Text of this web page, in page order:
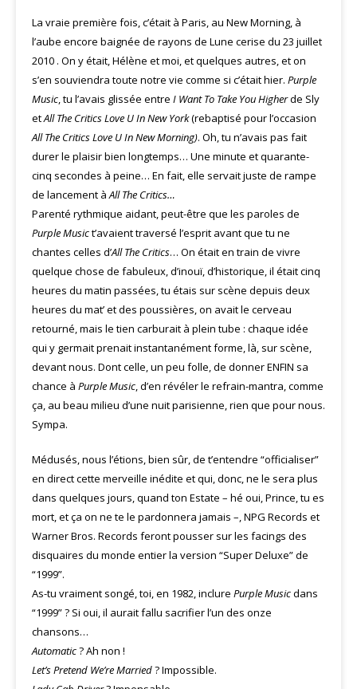
La vraie première fois, c’était à Paris, au New Morning, à
l’aube encore baignée de rayons de Lune cerise du 23 juillet
2010 . On y était, Hélène et moi, et quelques autres, et on
s’en souviendra toute notre vie comme si c’était hier. Purple
Music, tu l’avais glissée entre I Want To Take You Higherde Sly
etAll The Critics Love U In New York(rebaptisé pour l’occasion
All The Critics Love U In New Morning). Oh, tu n’avais pas fait
durer le plaisir bien longtemps… Une minute et quarante-
cinq secondes à peine… En fait, elle servait juste de rampe
de lancement àAll The Critics…
Parenté rythmique aidant, peut-être que les paroles de
Purple Musict’avaient traversé l’esprit avant que tu ne
chantes celles d’All The Critics… On était en train de vivre
quelque chose de fabuleux, d’inouï, d’historique, il était cinq
heures du matin passées, tu étais sur scène depuis deux
heures du mat’ et des poussières, on avait le cerveau
retourné, mais le tien carburait à plein tube : chaque idée
qui y germait prenait instantanément forme, là, sur scène,
devant nous. Dont celle, un peu folle, de donner ENFIN sa
chance à Purple Music, d’en révéler le refrain-mantra, comme
ça, au beau milieu d’une nuit parisienne, rien que pour nous.
Sympa.
Médusés, nous l’étions, bien sûr, de t’entendre “officialiser”
en direct cette merveille inédite et qui, donc, ne le sera plus
dans quelques jours, quand ton Estate – hé oui, Prince, tu es
mort, et ça on ne te le pardonnera jamais –, NPG Records et
Warner Bros. Records feront pousser sur les facings des
disquaires du monde entier la version “Super Deluxe” de
“1999”.
As-tu vraiment songé, toi, en 1982, inclure Purple Musicdans
“1999” ? Si oui, il aurait fallu sacrifier l’un des onze
chansons…
Automatic? Ah non !
Let’s Pretend We’re Married? Impossible.